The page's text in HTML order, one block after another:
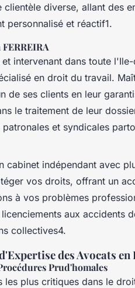
clientèle diverse, allant des
personnalisé et réactif1.
et intervenant dans toute
en droit du travail.
de ses clients en leur
le traitement de leur
et syndicales
cabinet indépendant avec
vos droits, offrant un
à vos problèmes
aux accidents
collectives4.
des Avocats
Prud'homales
les plus critiques dans le